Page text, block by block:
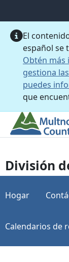
El
español se
Obtén más
gestiona
puedes
que
División
Hogar
Calendarios de